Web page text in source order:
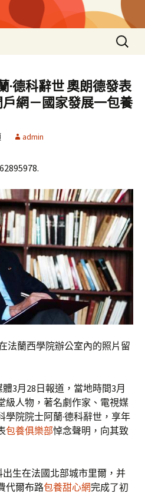
搜
尋
鍵
字:
·德科辭世 奧朗德發表
網－國家發展一包養
admin
蘭西學院辦公室內的照片留
3月28日報道，當地時間3月
級人物，著名劇作家、電視媒
院院士阿蘭·德科辭世，享年
包養俱樂部悼念聲明，向其致
出生在法國北部城市里爾，并
代爾布路包養甜心網完成了初